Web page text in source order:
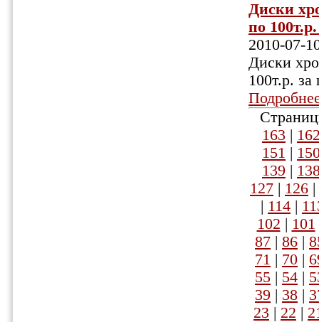
Диски
по
2010-07-
Диски
100т.р. за
163 |
151 |
139 |
127 | 126 |
| 114 |
102 | 101
87 | 86 |
71 | 70 |
55 | 54 |
39 | 38 |
23 | 22 |